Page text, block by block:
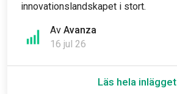
Av Avanza
16 jul 26
innovationslandskapet i stort.
Läs hela inlägget